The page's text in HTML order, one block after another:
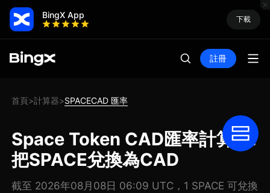
BingX App 下載
註冊
首頁>計算器>SPACECAD 匯率
Space Token CAD匯率計算器:
把SPACE兌換為CAD
截至 2026年08月08日 06:09 UTC，1 SPACE 可兌換